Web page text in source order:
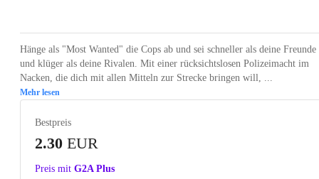
Hänge als "Most Wanted" die Cops ab und sei schneller als deine Freunde
und klüger als deine Rivalen. Mit einer rücksichtslosen Polizeimacht im
Nacken, die dich mit allen Mitteln zur Strecke bringen will, ...
Mehr lesen
Bestpreis
2.30 EUR
Preis mit G2A Plus